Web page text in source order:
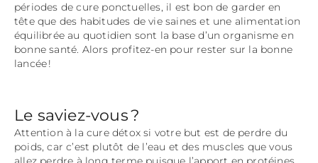
périodes de cure ponctuelles, il est bon de garder en
tête que des habitudes de vie saines et une alimentation
équilibrée au quotidien sont la base d’un organisme en
bonne santé. Alors profitez-en pour rester sur la bonne
lancée !
Le saviez-vous ?
Attention à la cure détox si votre but est de perdre du
poids, car c’est plutôt de l’eau et des muscles que vous